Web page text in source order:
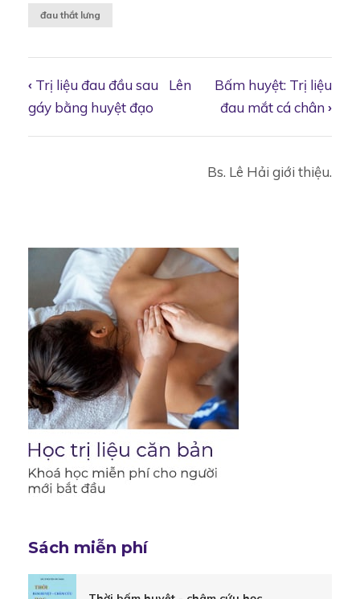
đau thắt lưng
Book
for
Trị
liệu
đau
thắt
lưng
‹ Trị liệu đau đầu sau
gáy bằng huyệt đạo
Lên
Bấm huyệt: Trị liệu
đau mắt cá chân ›
Bs. Lê Hải giới thiệu.
Sách miễn phí